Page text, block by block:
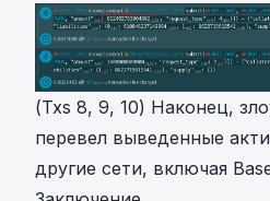
(Txs 8, 9, 10) Наконец,
перевел выведенные
другие сети, включая